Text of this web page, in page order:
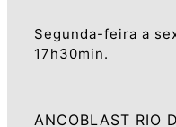
Segunda-feira a
17h30min.
ANCOBLAST RIO